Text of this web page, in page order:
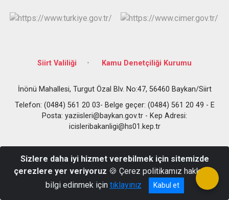
Siirt Valiliği Kamu Denetçiliği Kurumu
İnönü Mahallesi, Turgut Özal Blv. No:47, 56460 Baykan/Siirt
Telefon: (0484) 561 20 03- Belge geçer: (0484) 561 20 49 - E
Posta: yaziisleri@baykan.gov.tr - Kep Adresi:
icisleribakanligi@hs01.kep.tr
Sizlere daha iyi hizmet verebilmek için sitemizde
çerezlere yer veriyoruz 🍪 Çerez politikamız hakkında
bilgi edinmek için tıklayınız Kabul et